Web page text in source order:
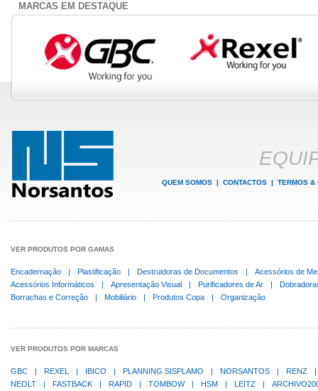
MARCAS EM DESTAQUE
QUEM SOMOS | CONTACTOS | TERMOS &
VER PRODUTOS POR GAMAS
Encadernação | Plastificação | Destruidoras de Documentos |
Acessórios de
Acessórios Informáticos
| Apresentação Visual | Purificadores de Ar |
Borrachas e Correção
| Mobiliário | Produtos Copa | Organização
VER PRODUTOS POR MARCAS
GBC | REXEL | IBICO | PLANNING SISPLAMO | NORSANTOS | RENZ
|
NEOLT
| FASTBACK | RAPID | TOMBOW | HSM | LEITZ |